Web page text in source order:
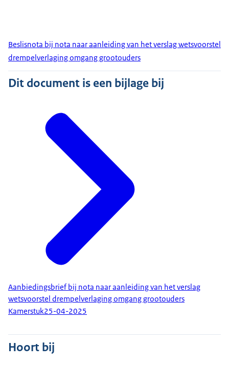
Beslisnota bij nota naar aanleiding van het verslag wetsvoorstel
drempelverlaging omgang grootouders
Dit document is een bijlage bij
Aanbiedingsbrief bij nota naar aanleiding van het verslag
wetsvoorstel drempelverlaging omgang grootouders
Kamerstuk25-04-2025
Hoort bij